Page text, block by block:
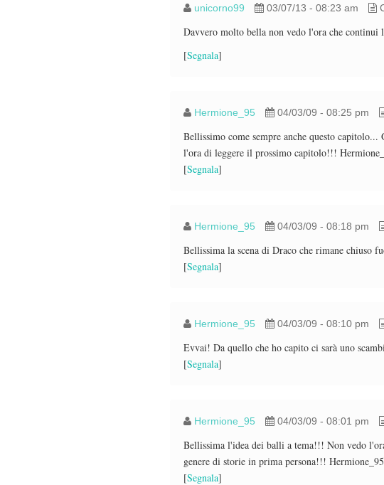
unicorno99 03/07/13 - 08:23 am
Davvero molto bella non vedo l'ora che continui
[Segnala]
Hermione_95 04/03/09 - 08:25 pm
Bellissimo come sempre anche questo
l'ora di leggere il prossimo capitolo!!!
[Segnala]
Hermione_95 04/03/09 - 08:18 pm
Bellissima la scena di Draco che rimane chiuso
[Segnala]
Hermione_95 04/03/09 - 08:10 pm
Evvai! Da quello che ho capito ci sarà uno
[Segnala]
Hermione_95 04/03/09 - 08:01 pm
Bellissima l'idea dei balli a tema!!! Non vedo
genere di storie in prima persona!!! Hermione_95
[Segnala]